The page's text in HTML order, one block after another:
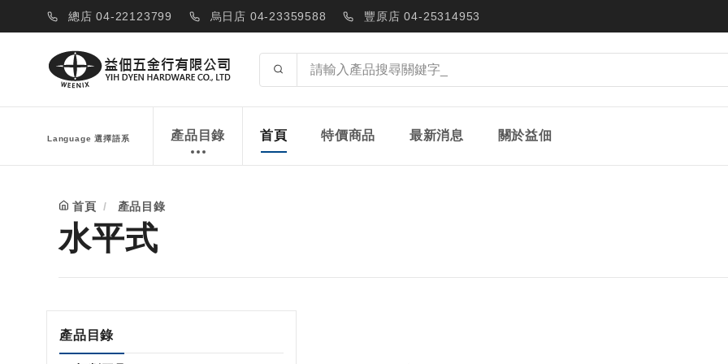
總店 04-22123799 烏日店 04-23359588 豐原店 04-25314953
Language 選擇語系 產品目錄 首頁 特價商品 最新消息 關於益佃
首頁 產品目錄
水平式
產品目錄